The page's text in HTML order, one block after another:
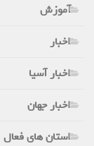
آموزش
اخبار
اخبار آسیا
اخبار جهان
استان های فعال